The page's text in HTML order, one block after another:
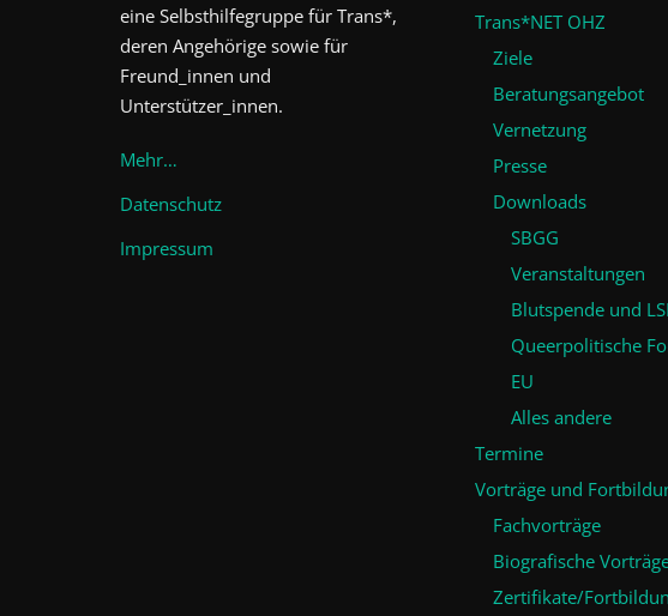
eine Selbsthilfegruppe für Trans*,
deren Angehörige sowie für
Freund_innen und
Unterstützer_innen.
Mehr…
Datenschutz
Impressum
Trans*NET OHZ
Ziele
Beratungsangebot
Vernetzung
Presse
Downloads
SBGG
Veranstaltungen
Blutspende und
Queerpolitische
EU
Alles andere
Termine
Vorträge und
Fachvorträge
Biografische
Zertifikate/